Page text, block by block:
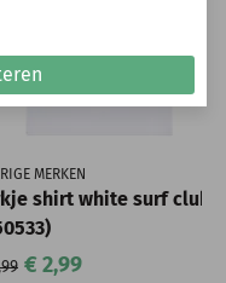
MERKEN
shirt white surf club
€ 2,99